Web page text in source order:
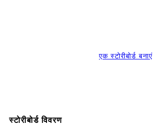
एक स्टोरीबोर्ड बनाएं
स्टोरीबोर्ड विवरण